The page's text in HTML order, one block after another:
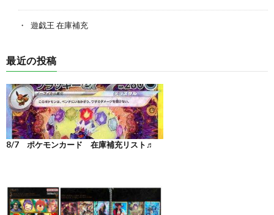
遊戯王 在庫補充
最近の投稿
8/7 ポケモンカード 在庫補充リスト♬